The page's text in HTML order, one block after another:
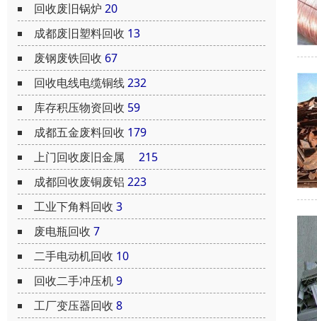
回收废旧锅炉 20
成都废旧塑料回收 13
废钢废铁回收 67
回收电线电缆铜线232
库存积压物资回收 59
成都五金废料回收 179
上门回收废旧金属
215
成都回收废铜废铝 223
工业下角料回收 3
废电瓶回收 7
二手电动机回收 10
回收二手冲压机9
工厂变压器回收 8